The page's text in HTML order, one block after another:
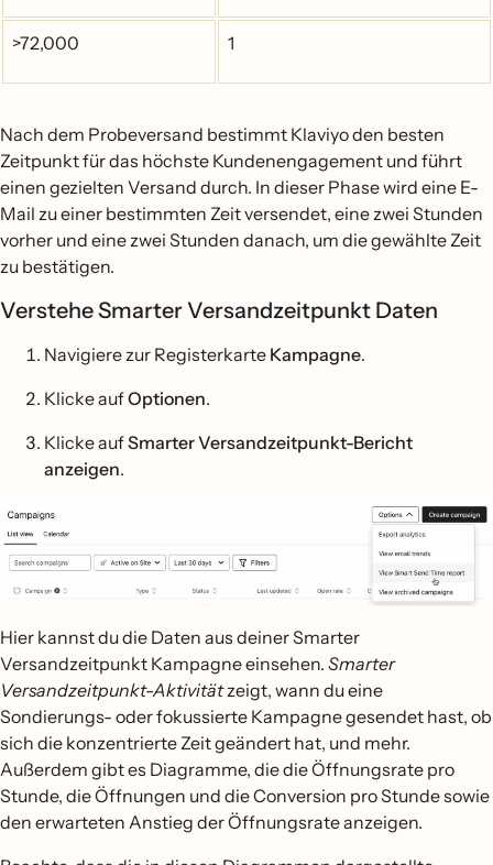
>72,000 1
Nach dem Probeversand bestimmt Klaviyo den besten
Zeitpunkt für das höchste Kundenengagement und führt
einen gezielten Versand durch. In dieser Phase wird eine E-
Mail zu einer bestimmten Zeit versendet, eine zwei Stunden
vorher und eine zwei Stunden danach, um die gewählte Zeit
zu bestätigen.
Verstehe Smarter Versandzeitpunkt Daten
Navigiere zur Registerkarte Kampagne.
Klicke aufOptionen.
Klicke aufSmarter Versandzeitpunkt-Bericht
anzeigen.
Hier kannst du die Daten aus deiner Smarter
Versandzeitpunkt Kampagne einsehen. Smarter
Versandzeitpunkt-Aktivitätzeigt, wann du eine
Sondierungs- oder fokussierte Kampagne gesendet hast, ob
sich die konzentrierte Zeit geändert hat, und mehr.
Außerdem gibt es Diagramme, die die Öffnungsrate pro
Stunde, die Öffnungen und die Conversion pro Stunde sowie
den erwarteten Anstieg der Öffnungsrate anzeigen.